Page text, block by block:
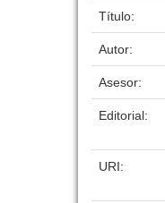
Título:
Autor:
Asesor:
Editorial:
URI: